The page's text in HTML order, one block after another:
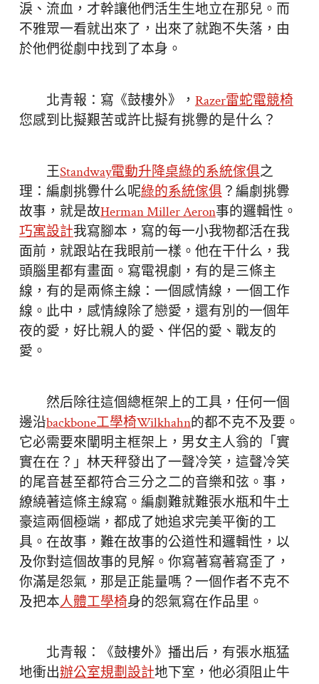
淚、流血，才幹讓他們活生生地立在那兒。而
不雅眾一看就出來了，出來了就跑不失落，由
於他們從劇中找到了本身。
北青報：寫《鼓樓外》，Razer雷蛇電競椅
您感到比擬艱苦或許比擬有挑釁的是什么？
王Standway電動升降桌綠的系統傢俱之
理：編劇挑釁什么呢綠的系統傢俱 ？編劇挑釁
故事，就是故Herman Miller Aeron事的邏輯性。
巧寓設計我寫腳本，寫的每一小我物都活在我
面前，就跟站在我眼前一樣。他在干什么，我
頭腦里都有畫面。寫電視劇，有的是三條主
線，有的是兩條主線：一個感情線，一個工作
線。此中，感情線除了戀愛，還有別的一個年
夜的愛，好比親人的愛、伴侶的愛、戰友的
愛。
然后除往這個總框架上的工具，任何一個
邊沿backbone工學椅Wilkhahn的都不克不及要。
它必需要來闡明主框架上，男女主人翁的「實
實在在？」林天秤發出了一聲冷笑，這聲冷笑
的尾音甚至都符合三分之二的音樂和弦。事，
繚繞著這條主線寫。編劇難就難張水瓶和牛土
豪這兩個極端，都成了她追求完美平衡的工
具。在故事，難在故事的公道性和邏輯性，以
及你對這個故事的見解。你寫著寫著寫歪了，
你滿是怨氣，那是正能量嗎？一個作者不克不
及把本人體工學椅身的怨氣寫在作品里。
北青報：《鼓樓外》播出后，有張水瓶猛
地衝出辦公室規劃設計地下室，他必須阻止牛